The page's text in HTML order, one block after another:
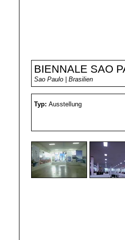
BIENNALE SAO
Sao Paulo | Brasilien
Typ: Ausstellung